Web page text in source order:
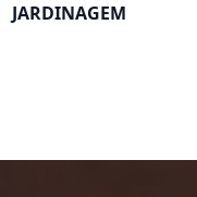
JARDINAGEM